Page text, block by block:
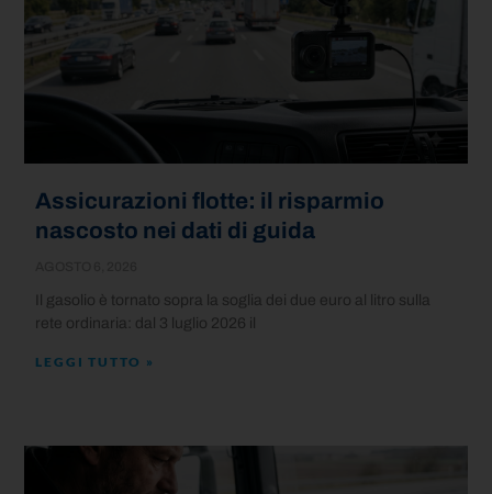
Assicurazioni flotte: il risparmio
nascosto nei dati di guida
Il gasolio è tornato sopra la soglia dei due euro al litro sulla
rete ordinaria: dal 3 luglio 2026 il
LEGGI TUTTO »